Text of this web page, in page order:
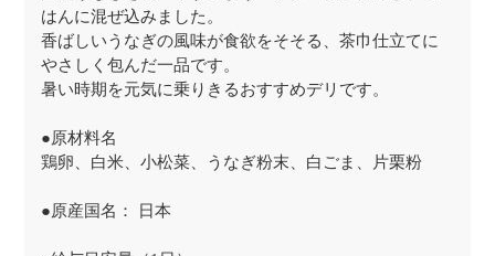
はんに混ぜ込みました。
香ばしいうなぎの風味が食欲をそそる、茶巾仕立てに
やさしく包んだ一品です。
暑い時期を元気に乗りきるおすすめデリです。
●原材料名
鶏卵、白米、小松菜、うなぎ粉末、白ごま、片栗粉
●原産国名： 日本